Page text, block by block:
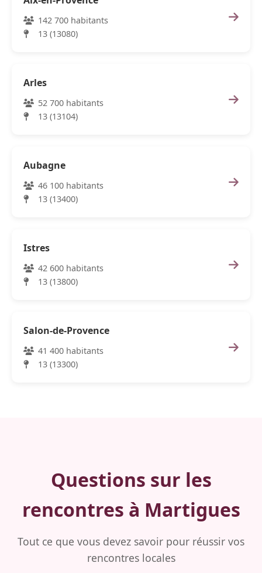
142 700 habitants
13 (13080)
Arles
52 700 habitants
13 (13104)
Aubagne
46 100 habitants
13 (13400)
Istres
42 600 habitants
13 (13800)
Salon-de-Provence
41 400 habitants
13 (13300)
Questions sur les
rencontres à Martigues
Tout ce que vous devez savoir pour réussir vos
rencontres locales